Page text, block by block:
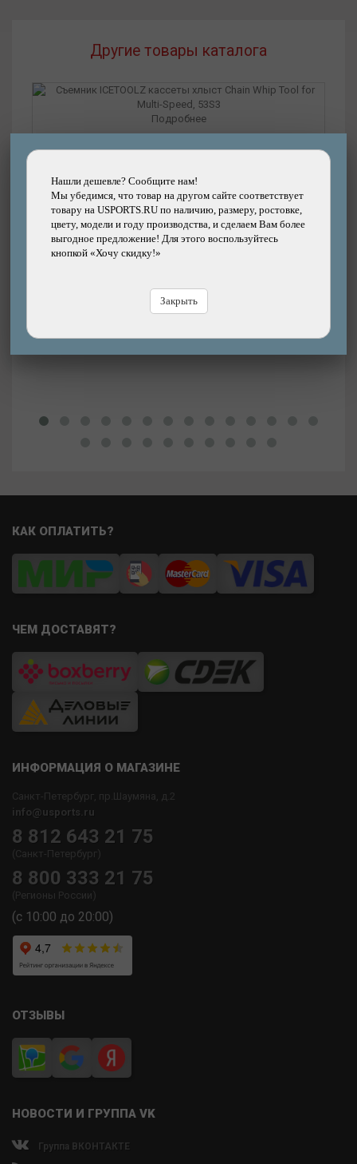
Нашли дешевле? Сообщите нам!
Мы убедимся, что товар на другом сайте соответствует
товару на USPORTS.RU по наличию, размеру, ростовке,
цвету, модели и году производства, и сделаем Вам более
выгодное предложение! Для этого воспользуйтесь
кнопкой «Хочу скидку!»
Закрыть
Другие товары каталога
Подробнее
Бренд: ICETOOLZ
Цена: 1420р.
В магазине
КАК ОПЛАТИТЬ?
ЧЕМ ДОСТАВЯТ?
ИНФОРМАЦИЯ О МАГАЗИНЕ
Санкт-Петербург, пр.Шаумяна, д.2
info@usports.ru
8 812 643 21 75
(Санкт-Петербург)
8 800 333 21 75
(Регионы России)
(с 10:00 до 20:00)
ОТЗЫВЫ
НОВОСТИ И ГРУППА VK
Группа ВКОНТАКТЕ